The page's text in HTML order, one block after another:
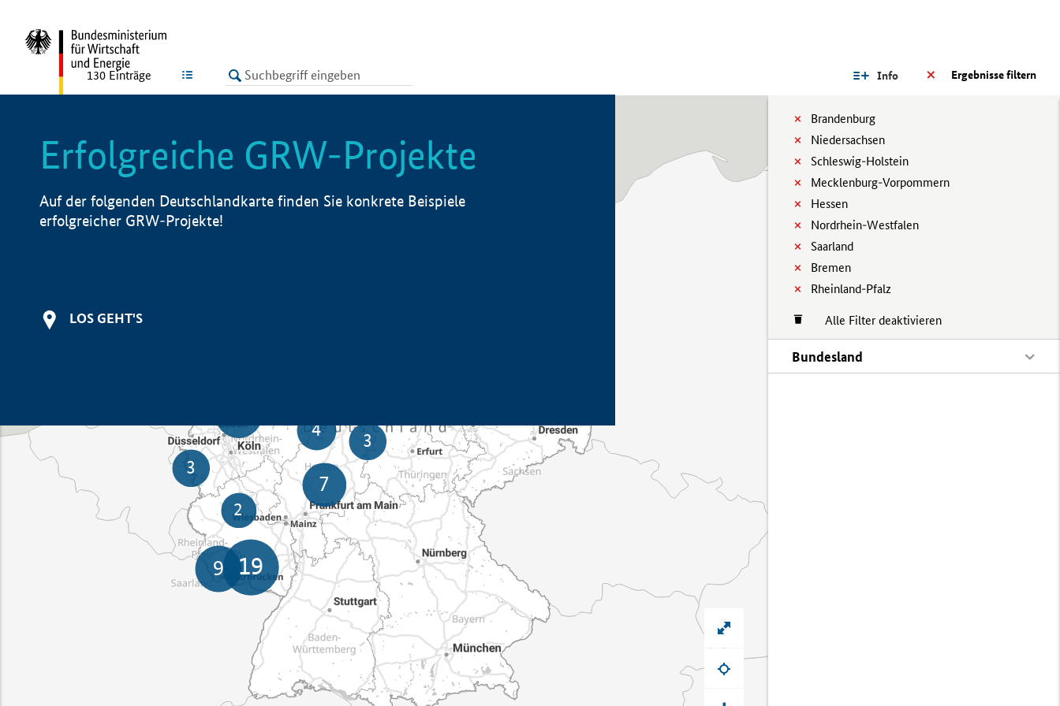
LISTE Ergebnisse filtern
Info
Brandenburg
Niedersachsen
Schleswig-Holstein
Mecklenburg-Vorpommern
Hessen
Nordrhein-Westfalen
Saarland
Bremen
Rheinland-Pfalz
Alle Filter deaktivieren
Bundesland
130 Einträge
Erfolgreiche GRW-Projekte
Auf der folgenden Deutschlandkarte finden Sie konkrete Beispiele
erfolgreicher GRW-Projekte!
LOS GEHT'S